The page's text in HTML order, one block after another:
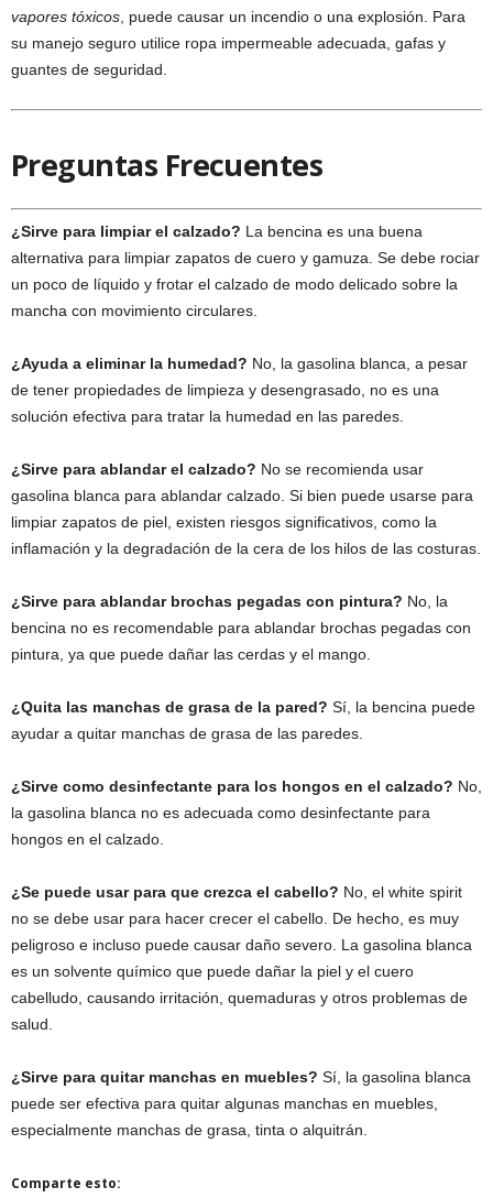
vapores tóxicos , puede causar un incendio o una explosión. Para
su manejo seguro utilice ropa impermeable adecuada, gafas y
guantes de seguridad.
Preguntas Frecuentes
¿Sirve para limpiar el calzado? La bencina es una buena
alternativa para limpiar zapatos de cuero y gamuza. Se debe rociar
un poco de líquido y frotar el calzado de modo delicado sobre la
mancha con movimiento circulares.
¿Ayuda a eliminar la humedad? No, la gasolina blanca, a pesar
de tener propiedades de limpieza y desengrasado, no es una
solución efectiva para tratar la humedad en las paredes.
¿Sirve para ablandar el calzado? No se recomienda usar
gasolina blanca para ablandar calzado. Si bien puede usarse para
limpiar zapatos de piel, existen riesgos significativos, como la
inflamación y la degradación de la cera de los hilos de las costuras.
¿Sirve para ablandar brochas pegadas con pintura? No, la
bencina no es recomendable para ablandar brochas pegadas con
pintura, ya que puede dañar las cerdas y el mango.
¿Quita las manchas de grasa de la pared? Sí, la bencina puede
ayudar a quitar manchas de grasa de las paredes.
¿Sirve como desinfectante para los hongos en el calzado? No,
la gasolina blanca no es adecuada como desinfectante para
hongos en el calzado.
¿Se puede usar para que crezca el cabello? No, el white spirit
no se debe usar para hacer crecer el cabello. De hecho, es muy
peligroso e incluso puede causar daño severo. La gasolina blanca
es un solvente químico que puede dañar la piel y el cuero
cabelludo, causando irritación, quemaduras y otros problemas de
salud.
¿Sirve para quitar manchas en muebles? Sí, la gasolina blanca
puede ser efectiva para quitar algunas manchas en muebles,
especialmente manchas de grasa, tinta o alquitrán.
Comparte esto: